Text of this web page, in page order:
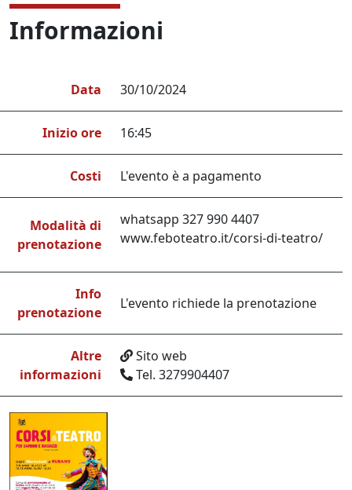
Informazioni
Data 30/10/2024
Inizio ore 16:45
Costi L'evento è a pagamento
Modalità di
prenotazione
whatsapp 327 990 4407
www.feboteatro.it/corsi-di-teatro/
Info
prenotazione
L'evento richiede la prenotazione
Altre
informazioni
Sito web
Tel. 3279904407